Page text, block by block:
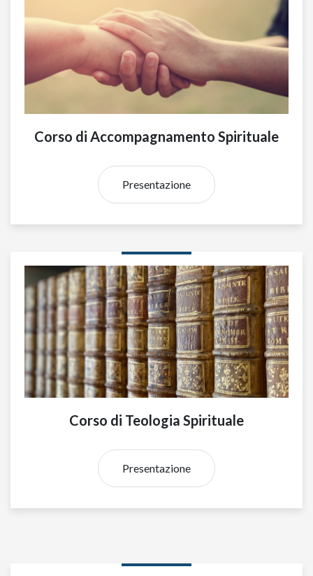
Corso di Accompagnamento Spirituale
Presentazione
Corso di Teologia Spirituale
Presentazione